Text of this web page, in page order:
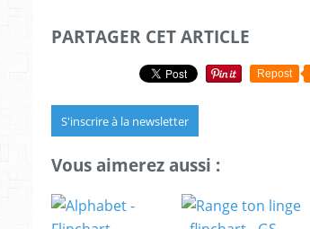
PARTAGER CET ARTICLE
Repost
S'inscrire à la newsletter
Vous aimerez aussi :